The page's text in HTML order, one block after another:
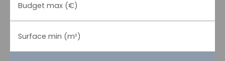
Budget max (€)
Surface min (m²)